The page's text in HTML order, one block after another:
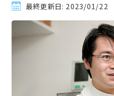
最終更新日: 2023/01/22